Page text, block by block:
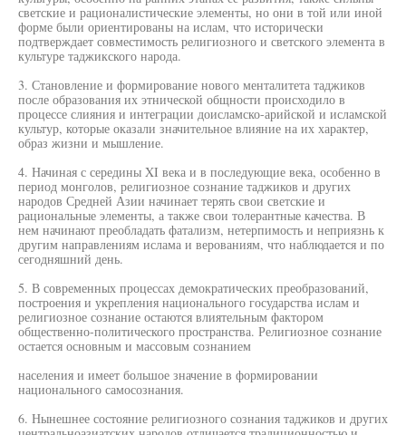
светские и рационалистические элементы, но они в той или иной
форме были ориентированы на ислам, что исторически
подтверждает совместимость религиозного и светского элемента в
культуре таджикского народа.
3. Становление и формирование нового менталитета таджиков
после образования их этнической общности происходило в
процессе слияния и интеграции доисламско-арийской и исламской
культур, которые оказали значительное влияние на их характер,
образ жизни и мышление.
4. Начиная с середины XI века и в последующие века, особенно в
период монголов, религиозное сознание таджиков и других
народов Средней Азии начинает терять свои светские и
рациональные элементы, а также свои толерантные качества. В
нем начинают преобладать фатализм, нетерпимость и неприязнь к
другим направлениям ислама и верованиям, что наблюдается и по
сегодняшний день.
5. В современных процессах демократических преобразований,
построения и укрепления национального государства ислам и
религиозное сознание остаются влиятельным фактором
общественно-политического пространства. Религиозное сознание
остается основным и массовым сознанием
населения и имеет большое значение в формировании
национального самосознания.
6. Нынешнее состояние религиозного сознания таджиков и других